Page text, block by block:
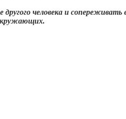
человека и